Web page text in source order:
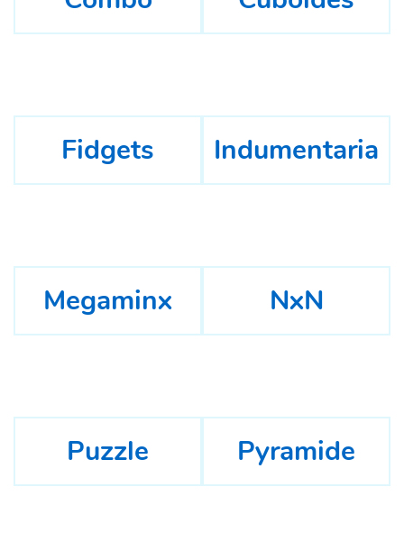
Fidgets Indumentaria
Megaminx NxN
Puzzle Pyramide